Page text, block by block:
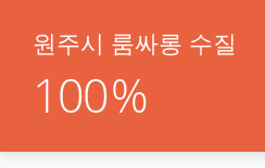
원주시 룸싸롱 수질
100%